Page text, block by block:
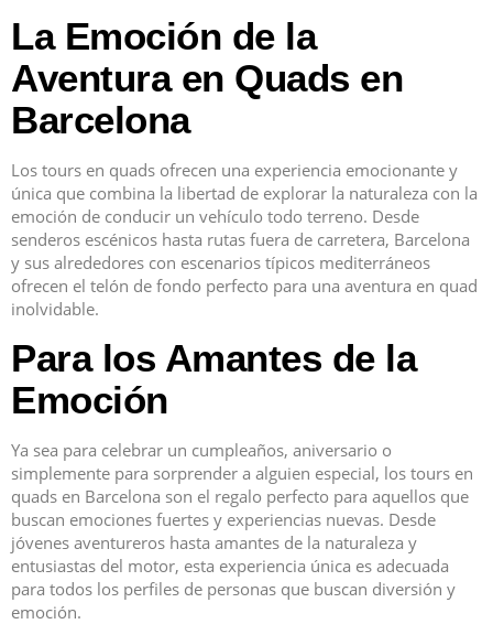
La Emoción de la
Aventura en Quads en
Barcelona
Los tours en quads ofrecen una experiencia emocionante y
única que combina la libertad de explorar la naturaleza con la
emoción de conducir un vehículo todo terreno. Desde
senderos escénicos hasta rutas fuera de carretera, Barcelona
y sus alrededores con escenarios típicos mediterráneos
ofrecen el telón de fondo perfecto para una aventura en quad
inolvidable.
Para los Amantes de la
Emoción
Ya sea para celebrar un cumpleaños, aniversario o
simplemente para sorprender a alguien especial, los tours en
quads en Barcelona son el regalo perfecto para aquellos que
buscan emociones fuertes y experiencias nuevas. Desde
jóvenes aventureros hasta amantes de la naturaleza y
entusiastas del motor, esta experiencia única es adecuada
para todos los perfiles de personas que buscan diversión y
emoción.